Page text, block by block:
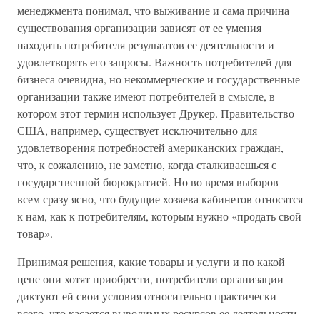
менеджмента понимал, что выживание и сама причина
существования организации зависят от ее умения
находить потребителя результатов ее деятельности и
удовлетворять его запросы. Важность потребителей для
бизнеса очевидна, но некоммерческие и государственные
организации также имеют потребителей в смысле, в
котором этот термин использует Друкер. Правительство
США, например, существует исключительно для
удовлетворения потребностей американских граждан,
что, к сожалению, не заметно, когда сталкиваешься с
государственной бюрократией. Но во время выборов
всем сразу ясно, что будущие хозяева кабинетов относятся
к нам, как к потребителям, которым нужно «продать свой
товар».
Принимая решения, какие товары и услуги и по какой
цене они хотят приобрести, потребители организации
диктуют ей свои условия относительно практически